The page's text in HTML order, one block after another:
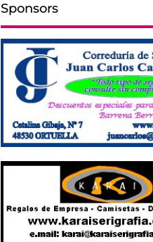
Sponsors